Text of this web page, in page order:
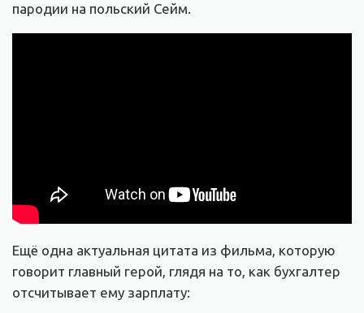
пародии на польский Сейм.
Ещё одна актуальная цитата из фильма, которую
говорит главный герой, глядя на то, как бухгалтер
отсчитывает ему зарплату: